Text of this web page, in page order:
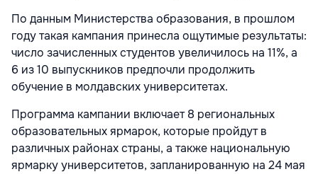
По данным Министерства образования, в прошлом
году такая кампания принесла ощутимые результаты:
число зачисленных студентов увеличилось на 11%, а
6 из 10 выпускников предпочли продолжить
обучение в молдавских университетах.
Программа кампании включает 8 региональных
образовательных ярмарок, которые пройдут в
различных районах страны, а также национальную
ярмарку университетов, запланированную на 24 мая